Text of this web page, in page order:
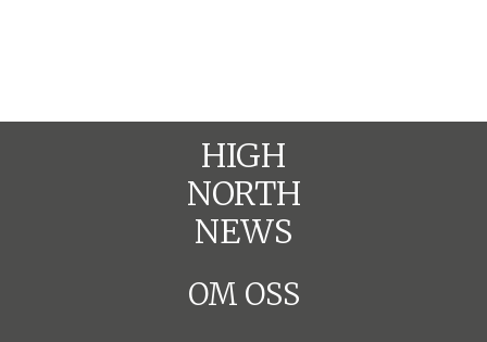
HIGH
NORTH
NEWS
OM OSS